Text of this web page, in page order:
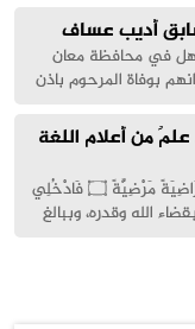
البواية- ظاهر
مصطفى- عطاف...
أديب عساف
في محافظة معان
بوفاة المرحوم باذن
لهم في مصابهم الجلل
تعالى...
وفاة الأستاذ الدكتور عبدالله الخباص .. علمٌ من أعلام اللغة
﴿يَا أَيَّتُهَا النَّفْسُ الْمُطْمَئِنَّةُ ۝ ارْجِعِي إِلَىٰ رَبِّكِ رَاضِيَةً مَرْضِيَّةً ۝ فَادْخُلِي
الله وقدره، وببالغ